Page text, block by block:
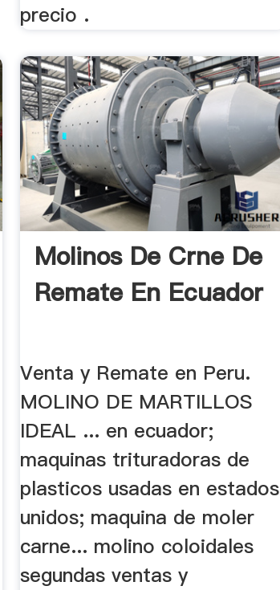
precio .
Molinos De Crne De
Remate En Ecuador
Venta y Remate en Peru.
MOLINO DE MARTILLOS
IDEAL ... en ecuador;
maquinas trituradoras de
plasticos usadas en estados
unidos; maquina de moler
carne... molino coloidales
segundas ventas y